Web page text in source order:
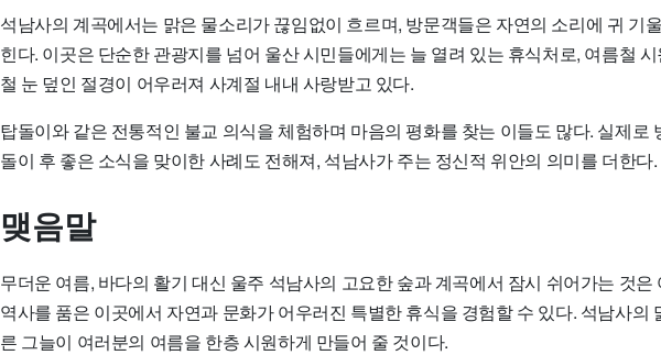
석남사의 계곡에서는 맑은 물소리가 끊임없이 흐르며, 방문객들은 자연의 소리에 귀 기
힌다. 이곳은 단순한 관광지를 넘어 울산 시민들에게는 늘 열려 있는 휴식처로, 여름철
철 눈 덮인 절경이 어우러져 사계절 내내 사랑받고 있다.
탑돌이와 같은 전통적인 불교 의식을 체험하며 마음의 평화를 찾는 이들도 많다. 실제로
돌이 후 좋은 소식을 맞이한 사례도 전해져, 석남사가 주는 정신적 위안의 의미를 더한다.
맺음말
무더운 여름, 바다의 활기 대신 울주 석남사의 고요한 숲과 계곡에서 잠시 쉬어가는 것은
역사를 품은 이곳에서 자연과 문화가 어우러진 특별한 휴식을 경험할 수 있다. 석남사의
른 그늘이 여러분의 여름을 한층 시원하게 만들어 줄 것이다.